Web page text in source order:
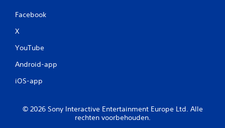
Facebook
X
YouTube
Android-app
iOS-app
© 2026 Sony Interactive Entertainment Europe Ltd. Alle
rechten voorbehouden.